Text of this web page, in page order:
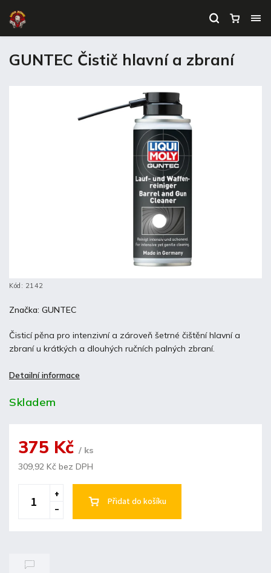
GUNTEC Čistič hlavní a zbraní
Kód: 2142
Čisticí pěna pro intenzivní a zároveň šetrné čištění hlavní a
zbraní u krátkých a dlouhých ručních palných zbraní.
Detailní informace
Značka: GUNTEC
Skladem
375 Kč / ks
309,92 Kč bez DPH
Přidat do košíku